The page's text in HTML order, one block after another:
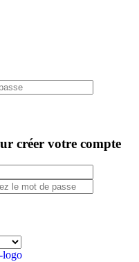
créer votre compte